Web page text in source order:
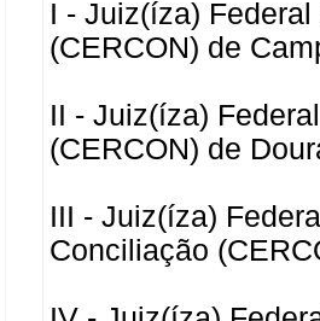
I - Juiz(íza)
(CERCON) de
II - Juiz(íza)
(CERCON) de
III - Juiz(íza)
Conciliação